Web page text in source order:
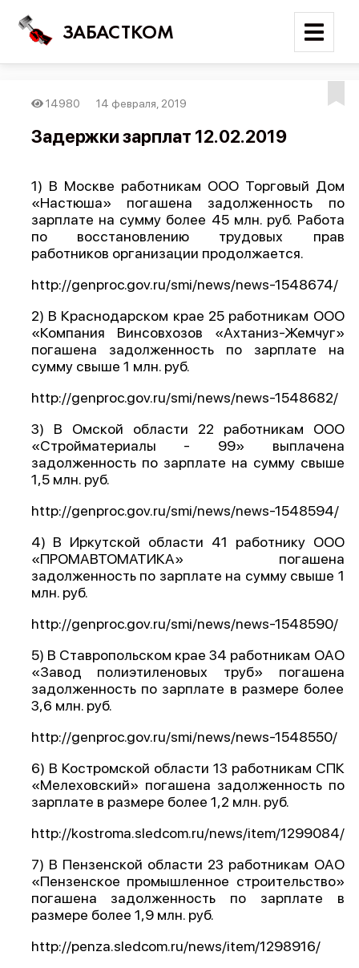
ЗАБАСТКОМ
Новости
Карта событий
Трудовые конфликты
Справочник
API
Политика конфиденциальности
14980 14 февраля, 2019
Задержки зарплат 12.02.2019
1) В Москве работникам ООО Торговый Дом
«Настюша» погашена задолженность по
зарплате на сумму более 45 млн. руб. Работа
по восстановлению трудовых прав
работников организации продолжается.
http://genproc.gov.ru/smi/news/news-1548674/
2) В Краснодарском крае 25 работникам ООО
«Компания Винсовхозов «Ахтаниз-Жемчуг»
погашена задолженность по зарплате на
сумму свыше 1 млн. руб.
http://genproc.gov.ru/smi/news/news-1548682/
3) В Омской области 22 работникам ООО
«Стройматериалы - 99» выплачена
задолженность по зарплате на сумму свыше
1,5 млн. руб.
http://genproc.gov.ru/smi/news/news-1548594/
4) В Иркутской области 41 работнику ООО
«ПРОМАВТОМАТИКА» погашена
задолженность по зарплате на сумму свыше 1
млн. руб.
http://genproc.gov.ru/smi/news/news-1548590/
5) В Ставропольском крае 34 работникам ОАО
«Завод полиэтиленовых труб» погашена
задолженность по зарплате в размере более
3,6 млн. руб.
http://genproc.gov.ru/smi/news/news-1548550/
6) В Костромской области 13 работникам СПК
«Мелеховский» погашена задолженность по
зарплате в размере более 1,2 млн. руб.
http://kostroma.sledcom.ru/news/item/1299084/
7) В Пензенской области 23 работникам ОАО
«Пензенское промышленное строительство»
погашена задолженность по зарплате в
размере более 1,9 млн. руб.
http://penza.sledcom.ru/news/item/1298916/